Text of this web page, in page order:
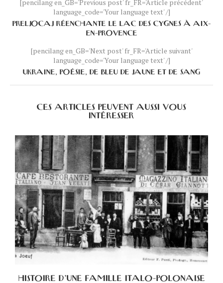
[pencilang en_GB='Previous post' fr_FR='Article précédent'
language_code='Your language text' /]
PRELJOCAJ RÉENCHANTE LE LAC DES CYGNES À AIX-
EN-PROVENCE
[pencilang en_GB='Next post' fr_FR='Article suivant'
language_code='Your language text' /]
UKRAINE, POÉSIE, DE BLEU DE JAUNE ET DE SANG
CES ARTICLES PEUVENT AUSSI VOUS
INTÉRESSER
HISTOIRE D’UNE FAMILLE ITALO-POLONAISE